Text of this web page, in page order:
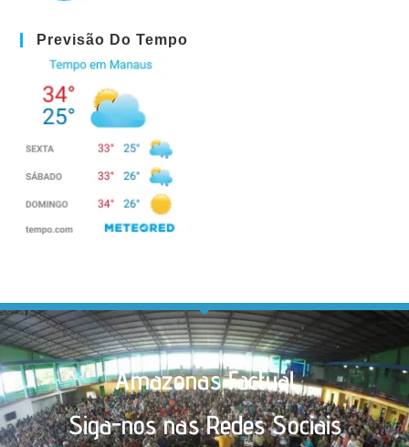
Previsão Do Tempo
Amazonas Factual
Siga-nos nas Redes Sociais